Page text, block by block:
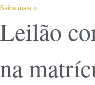
Saiba mais »
Leilão
na